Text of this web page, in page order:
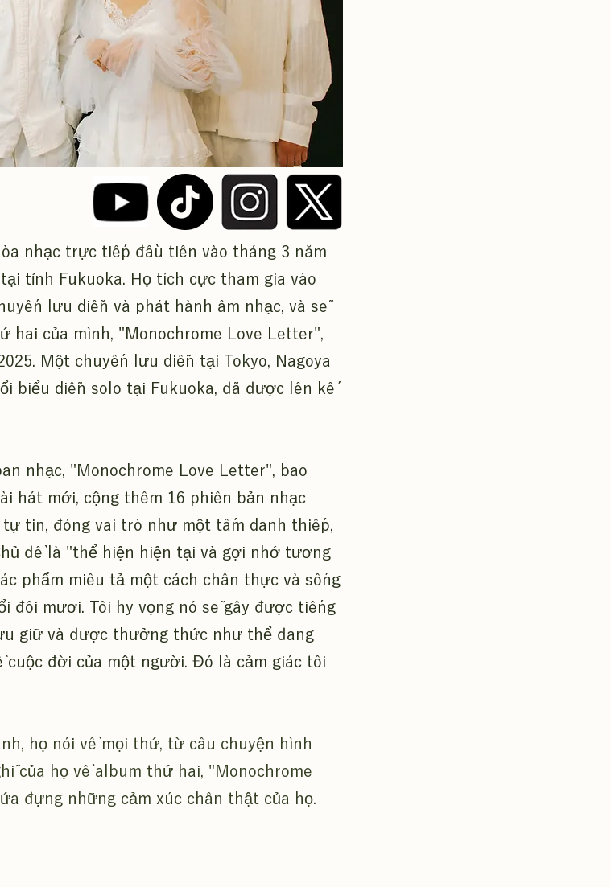
nhạc trực tiếp đầu tiên vào tháng 3 năm
tỉnh Fukuoka. Họ tích cực tham gia vào
lưu diễn và phát hành âm nhạc, và sẽ
hai của mình, "Monochrome Love Letter",
Một chuyến lưu diễn tại Tokyo, Nagoya
biểu diễn solo tại Fukuoka, đã được lên kế
nhạc, "Monochrome Love Letter", bao
hát mới, cộng thêm 16 phiên bản nhạc
tin, đóng vai trò như một tấm danh thiếp,
đề là "thể hiện hiện tại và gợi nhớ tương
phẩm miêu tả một cách chân thực và sống
đôi mươi. Tôi hy vọng nó sẽ gây được tiếng
giữ và được thưởng thức như thể đang
cuộc đời của một người. Đó là cảm giác tôi
họ nói về mọi thứ, từ câu chuyện hình
của họ về album thứ hai, "Monochrome
đựng những cảm xúc chân thật của họ.